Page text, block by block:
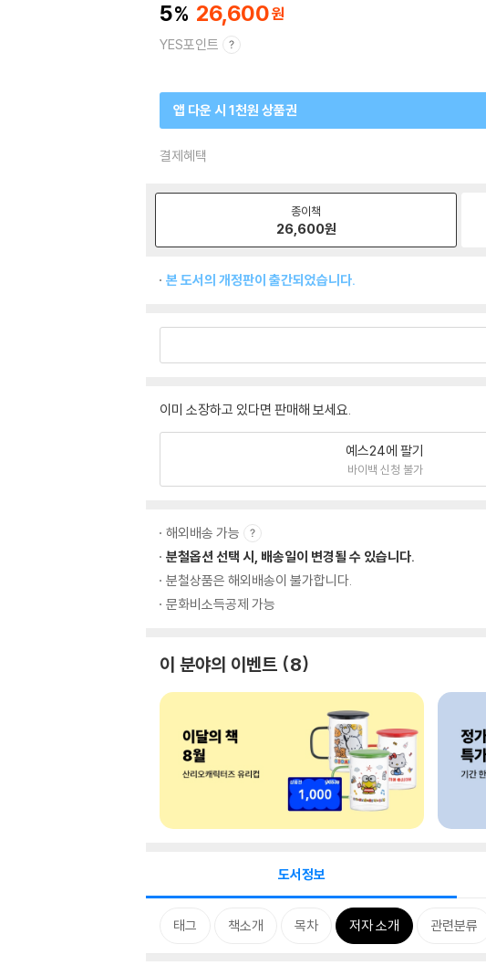
5 26,600
YES포인트
앱 다운 시 1천원 상품권
결제혜택
종이책
26,600원
본 도서의 개정판이 출간되었습니다.
이미 소장하고 있다면 판매해 보세요.
예스24에 팔기
바이백 신청 불가
해외배송 가능
분철옵션 선택 시, 배송일이 변경될 수 있습니다.
분철상품은 해외배송이 불가합니다.
문화비소득공제 가능
이 분야의 이벤트 8
도서정보
태그 책소개 목차 저자 소개 관련분류